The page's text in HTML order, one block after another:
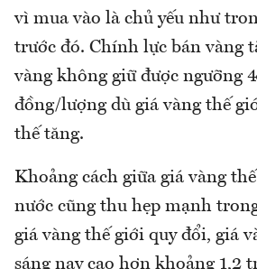
vì mua vào là chủ yếu như
trước đó. Chính lực bán vàng
vàng không giữ được ngưỡng
đồng/lượng dù giá vàng thế
thế tăng.
Khoảng cách giữa giá vàng
nước cũng thu hẹp mạnh
giá vàng thế giới quy đổi, giá
sáng nay cao hơn khoảng 1,2